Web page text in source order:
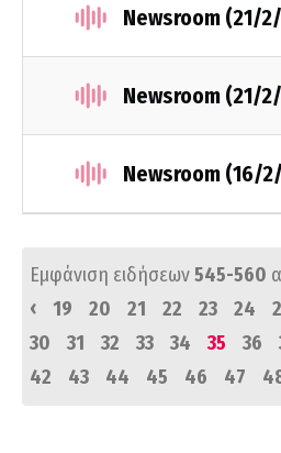
Newsroom (21/
Newsroom (21/
Newsroom (16/
Εμφάνιση ειδήσεων545-560
‹
19 20 21 22 23 24
30
31 32 33 34 35 36
42
43 44 45 46 47